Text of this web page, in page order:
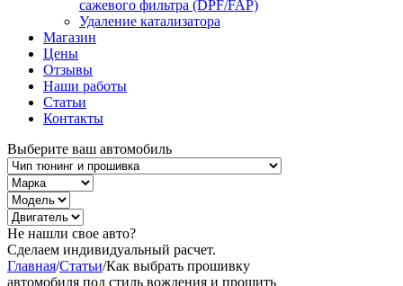
сажевого фильтра (DPF/FAP)
Удаление катализатора
Магазин
Цены
Отзывы
Наши работы
Статьи
Контакты
Выберите ваш автомобиль
Не нашли свое авто?
Сделаем индивидуальный расчет.
Главная/Статьи/Как выбрать прошивку
автомобиля под стиль вождения и прошить